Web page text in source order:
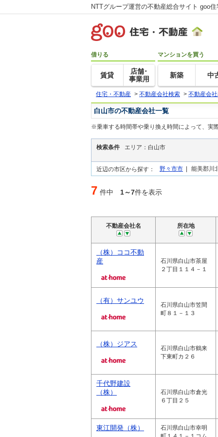
NTTグループ運営の不動産総合サイト goo
借りる
賃貸
店舗･
事業用
マンションを買う
新築 中
住宅・不動産 > 不動産会社検索 > 不動産会
白山市の不動産会社一覧
※乗車する時間帯や乗り換え時間によって、実
検索条件 エリア：白山市
近辺の市区から探す： 野々市市 | 能美郡
7 件中 1～7件を表示
不動産会社名 所在地
（株）ココ不動
産
石川県白山市茶屋
２丁目１１４－１
（有）サンユウ
石川県白山市笠間
町８１－１３
（株）ジアス
石川県白山市鶴来
下東町カ２６
千代野建設
（株）
石川県白山市倉光
６丁目２５
東江開発（株）
石川県白山市幸明